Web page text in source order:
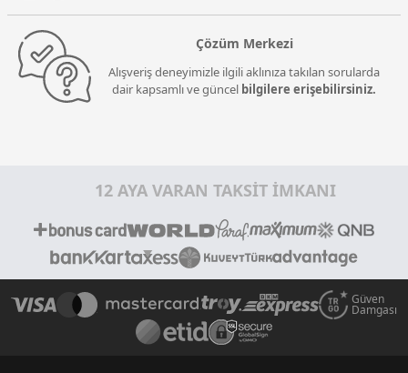
Çözüm Merkezi
Alışveriş deneyimizle ilgili aklınıza takılan sorularda
dair kapsamlı ve güncel bilgilere erişebilirsiniz.
12 AYA VARAN TAKSİT İMKANI
Güven
Damgası